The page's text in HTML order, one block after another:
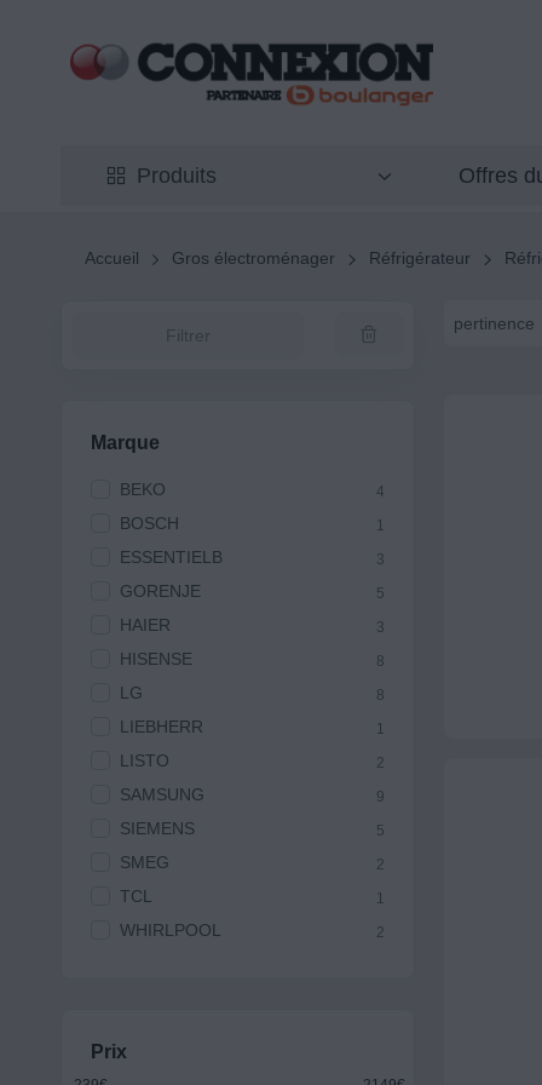
Produits Offres
Accueil Gros électroménager Réfrigérateur
Filtrer
Marque
BEKO 4
BOSCH 1
ESSENTIELB 3
GORENJE 5
HAIER 3
HISENSE 8
LG 8
LIEBHERR 1
LISTO 2
SAMSUNG 9
SIEMENS 5
SMEG 2
TCL 1
WHIRLPOOL 2
Prix
pertinence